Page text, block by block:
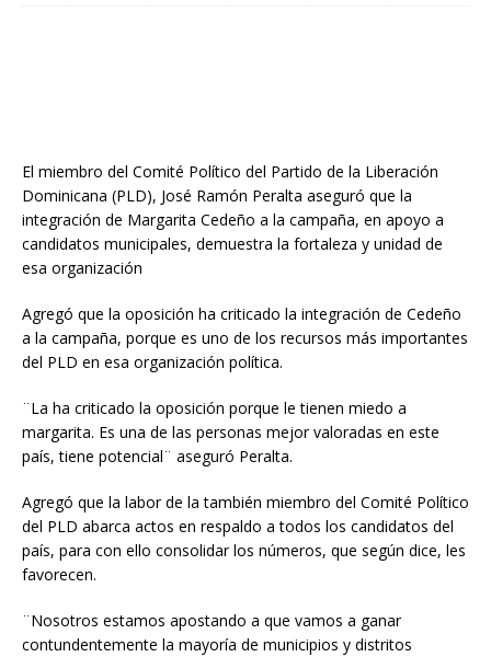
El miembro del Comité Político del Partido de la Liberación
Dominicana (PLD), José Ramón Peralta aseguró que la
integración de Margarita Cedeño a la campaña, en apoyo a
candidatos municipales, demuestra la fortaleza y unidad de
esa organización
Agregó que la oposición ha criticado la integración de Cedeño
a la campaña, porque es uno de los recursos más importantes
del PLD en esa organización política.
¨La ha criticado la oposición porque le tienen miedo a
margarita. Es una de las personas mejor valoradas en este
país, tiene potencial¨ aseguró Peralta.
Agregó que la labor de la también miembro del Comité Político
del PLD abarca actos en respaldo a todos los candidatos del
país, para con ello consolidar los números, que según dice, les
favorecen.
¨Nosotros estamos apostando a que vamos a ganar
contundentemente la mayoría de municipios y distritos